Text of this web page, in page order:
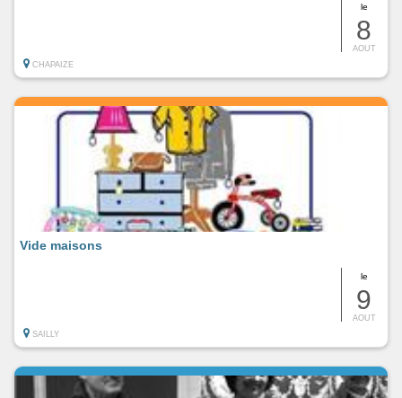
le
8
AOUT
CHAPAIZE
le
9
AOUT
Vide maisons
SAILLY